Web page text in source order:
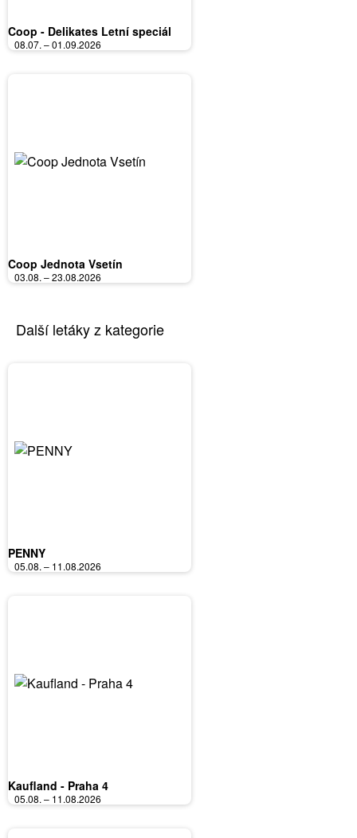
Coop - Delikates Letní speciál
08.07. – 01.09.2026
Coop Jednota Vsetín
03.08. – 23.08.2026
Další letáky z kategorie
PENNY
05.08. – 11.08.2026
Kaufland - Praha 4
05.08. – 11.08.2026